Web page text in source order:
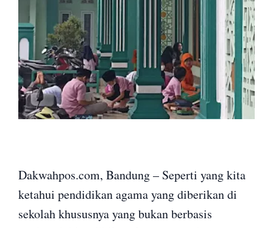
Dakwahpos.com, Bandung – Seperti yang kita
ketahui pendidikan agama yang diberikan di
sekolah khususnya yang bukan berbasis